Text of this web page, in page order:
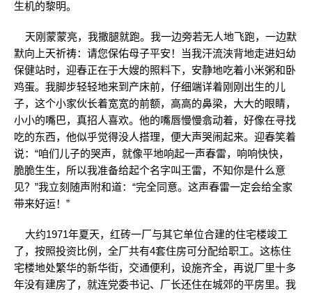
生机的黎明。
天刚蒙蒙亮，我撒腿就跑。我一边旁若无人地飞跑，一边默
默向上天祈祷：请您保佑母子平安！当我汗流浃背地走进妇幼
保健站时，迎春正在于大嫂的照料下，安静地吃着小米粥和卧
鸡蛋。我脚步轻轻地来到产床前，仔细端详着刚刚出生的儿
子，这个小家伙长着宽宽的前额，高高的鼻梁，大大的眼睛，
小小的嘴巴，真招人喜欢。他的嘴唇慢慢翕动着，好像在寻找
吃的东西，他似乎觉得没人搭理，便大声哭闹起来。迎春笑着
说：“咱们儿子的哭声，就像平地响起一声春雷，响响快快，
脆脆生生，所以我准备给起个名字叫王雷，不知你是什么意
见？”我立刻随声附和道：“完全同意。这声春雷一定会给全家
带来好运！”
大约1971年夏天，红砖一厂与其它单位合建的住宅楼竣工
了，按照投资比例，全厂共有4套住房可分配给职工。这栋住
宅楼地处繁华的新华街，交通便利，设施齐全，再说厂里十多
年没有建房了，就连党委书记、厂长还住在城郊的平房里。我